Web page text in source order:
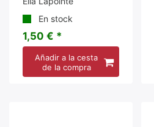
En stock
1,50 € *
Añadir a la cesta
de la compra